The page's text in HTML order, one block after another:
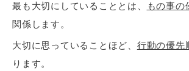
最も大切にしていることとは、 もの事の
関係します。
大切に思っていることほど、 行動の優先
ります。